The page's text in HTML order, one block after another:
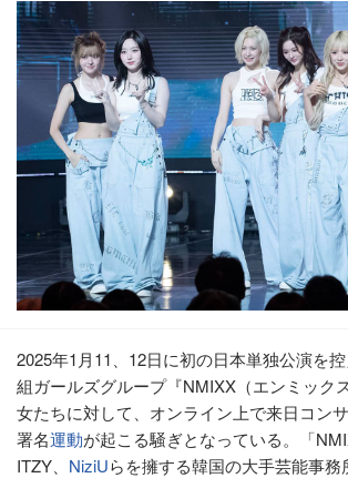
2025年1月11、12日に初の日本単独公演を
組ガールズグループ『NMIXX（エンミック
女たちに対して、オンライン上で来日コン
署名運動が起こる騒ぎとなっている。「
ITZY、 NiziUらを擁する韓国の大手芸能事